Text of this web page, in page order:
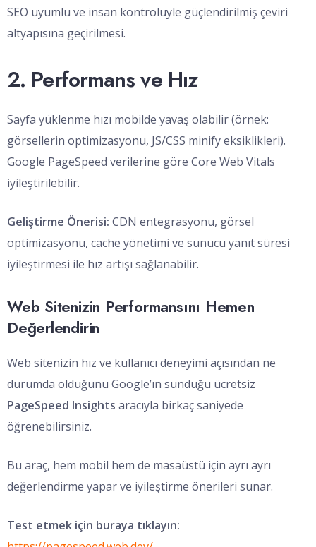
SEO uyumlu ve insan kontrolüyle güçlendirilmiş çeviri
altyapısına geçirilmesi.
2. Performans ve Hız
Sayfa yüklenme hızı mobilde yavaş olabilir (örnek:
görsellerin optimizasyonu, JS/CSS minify eksiklikleri).
Google PageSpeed verilerine göre Core Web Vitals
iyileştirilebilir.
Geliştirme Önerisi: CDN entegrasyonu, görsel
optimizasyonu, cache yönetimi ve sunucu yanıt süresi
iyileştirmesi ile hız artışı sağlanabilir.
Web Sitenizin Performansını Hemen
Değerlendirin
Web sitenizin hız ve kullanıcı deneyimi açısından ne
durumda olduğunu Google’ın sunduğu ücretsiz
PageSpeed Insights aracıyla birkaç saniyede
öğrenebilirsiniz.
Bu araç, hem mobil hem de masaüstü için ayrı ayrı
değerlendirme yapar ve iyileştirme önerileri sunar.
Test etmek için buraya tıklayın: